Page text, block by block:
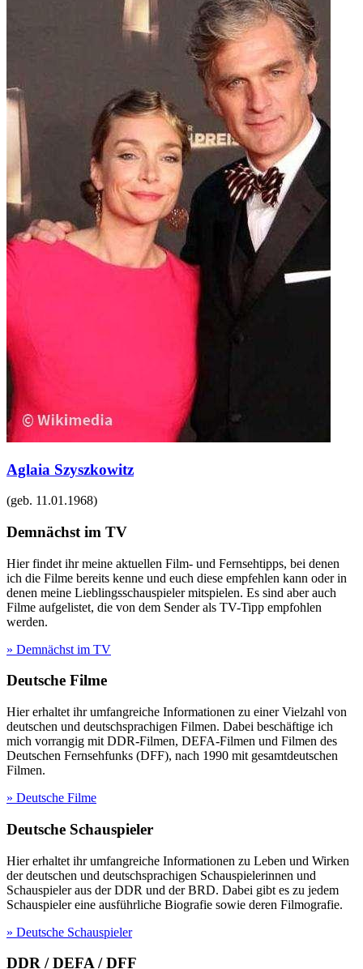
Aglaia Szyszkowitz
(geb. 11.01.1968)
Demnächst im TV
Hier findet ihr meine aktuellen Film- und Fernsehtipps, bei denen
ich die Filme bereits kenne und euch diese empfehlen kann oder in
denen meine Lieblingsschauspieler mitspielen. Es sind aber auch
Filme aufgelistet, die von dem Sender als TV-Tipp empfohlen
werden.
» Demnächst im TV
Deutsche Filme
Hier erhaltet ihr umfangreiche Informationen zu einer Vielzahl von
deutschen und deutschsprachigen Filmen. Dabei beschäftige ich
mich vorrangig mit DDR-Filmen, DEFA-Filmen und Filmen des
Deutschen Fernsehfunks (DFF), nach 1990 mit gesamtdeutschen
Filmen.
» Deutsche Filme
Deutsche Schauspieler
Hier erhaltet ihr umfangreiche Informationen zu Leben und Wirken
der deutschen und deutschsprachigen Schauspielerinnen und
Schauspieler aus der DDR und der BRD. Dabei gibt es zu jedem
Schauspieler eine ausführliche Biografie sowie deren Filmografie.
» Deutsche Schauspieler
DDR / DEFA / DFF